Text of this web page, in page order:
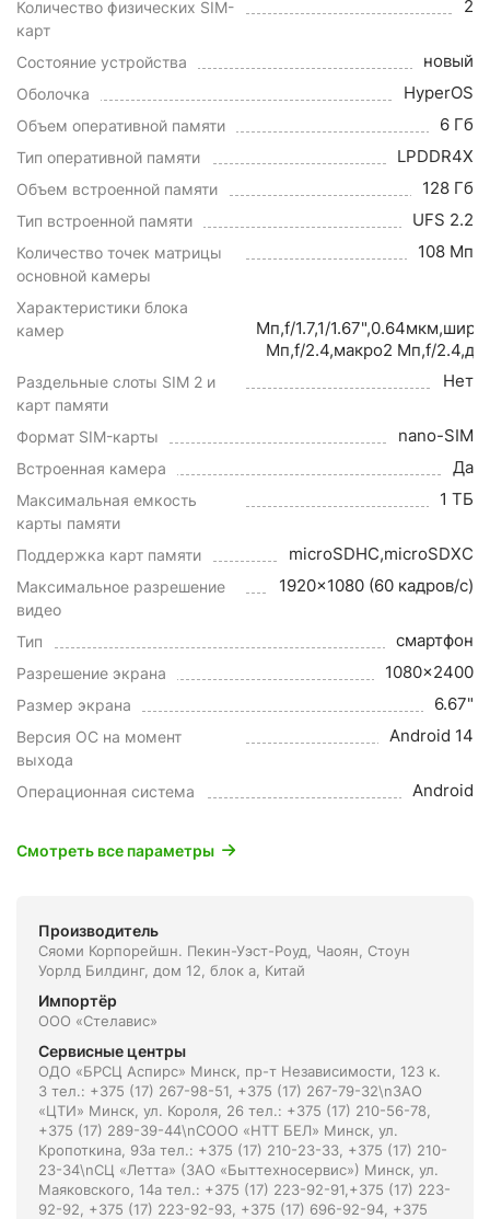
Количество физических SIM-
карт
2
Состояние устройства новый
Оболочка HyperOS
Объем оперативной памяти 6 Гб
Тип оперативной памяти LPDDR4X
Объем встроенной памяти 128 Гб
Тип встроенной памяти UFS 2.2
Количество точек матрицы
основной камеры
108 Мп
Характеристики блока
камер
Мп,f/1.7,1/
Мп,f/2.4,макро2 Мп,f/
Раздельные слоты SIM 2 и
карт памяти
Нет
Формат SIM-карты nano-SIM
Встроенная камера Да
Максимальная емкость
карты памяти
1 ТБ
Поддержка карт памяти microSDHC,microSDXC
Максимальное разрешение
видео
1920x1080 (60 кадров/с)
Тип смартфон
Разрешение экрана 1080x2400
Размер экрана 6.67"
Версия ОС на момент
выхода
Android 14
Операционная система Android
Смотреть все параметры
Производитель
Сяоми Корпорейшн. Пекин-Уэст-Роуд, Чаоян, Стоун
Уорлд Билдинг, дом 12, блок а, Китай
Импортёр
ООО «Стелавис»
Сервисные центры
ОДО «БРСЦ Аспирс» Минск, пр-т Независимости, 123 к.
3 тел.: +375 (17) 267-98-51, +375 (17) 267-79-32\nЗАО
«ЦТИ» Минск, ул. Короля, 26 тел.: +375 (17) 210-56-78,
+375 (17) 289-39-44\nСООО «НТТ БЕЛ» Минск, ул.
Кропоткина, 93а тел.: +375 (17) 210-23-33, +375 (17) 210-
23-34\nСЦ «Летта» (ЗАО «Быттехносервис») Минск, ул.
Маяковского, 14а тел.: +375 (17) 223-92-91,+375 (17) 223-
92-92, +375 (17) 223-92-93, +375 (17) 696-92-94, +375